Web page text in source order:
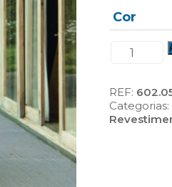
Cor
Texturadas
tipo
Xisto
REF:
Categorias: